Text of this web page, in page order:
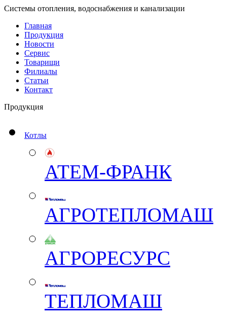
Системы отопления, водоснабжения и канализации
Главная
Продукция
Новости
Сервис
Товарищи
Филиалы
Статьи
Контакт
Продукция
Котлы
АТЕМ-ФРАНК
АГРОТЕПЛОМАШ
АГРОРЕСУРС
ТЕПЛОМАШ